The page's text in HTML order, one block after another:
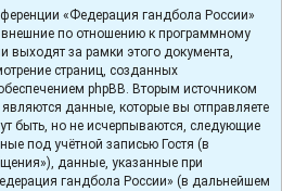
«Федерация гандбола России»
по отношению к программному
выходят за рамки этого документа,
страниц, созданных
phpBB. Вторым источником
данные, которые вы отправляете
быть, но не исчерпываются, следующие
под учётной записью Гостя (в
данные, указанные при
гандбола России» (в дальнейшем